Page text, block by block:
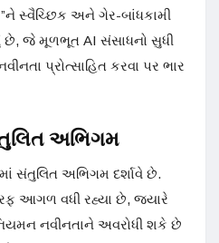
સ્વૈચ્છિક અને ગેર-બાંધકામી
છે, જે મૂળભૂત AI સંસાધનો સુધી
પ્રોત્સાહિત કરવા પર ભાર
અભિગમ
સંતુલિત અભિગમ દર્શાવે છે.
આગળ વધી રહ્યા છે, જ્યારે
નવીનતાને અવરોધી શકે છે